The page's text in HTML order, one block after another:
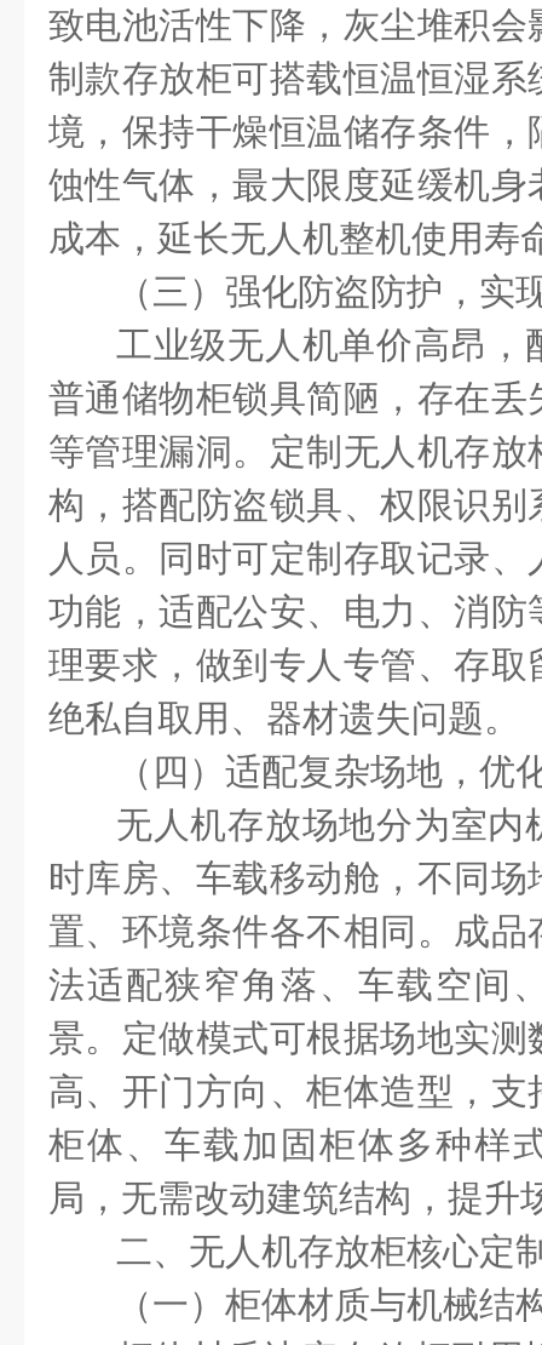
致电池活性下降，灰尘堆积
制款存放柜可搭载恒温恒湿
境，保持干燥恒温储存条件
蚀性气体，最大限度延缓机
成本，延长无人机整机使用寿
（三）强化防盗防护，实
工业级无人机单价高昂，
普通储物柜锁具简陋，存在
等管理漏洞。定制无人机存
构，搭配防盗锁具、权限识
人员。同时可定制存取记录
功能，适配公安、电力、消
理要求，做到专人专管、存
绝私自取用、器材遗失问题。
（四）适配复杂场地，优
无人机存放场地分为室内
时库房、车载移动舱，不同
置、环境条件各不相同。成
法适配狭窄角落、车载空间
景。定做模式可根据场地实
高、开门方向、柜体造型，
柜体、车载加固柜体多种样
局，无需改动建筑结构，提升
二、无人机存放柜核心定
（一）柜体材质与机械结